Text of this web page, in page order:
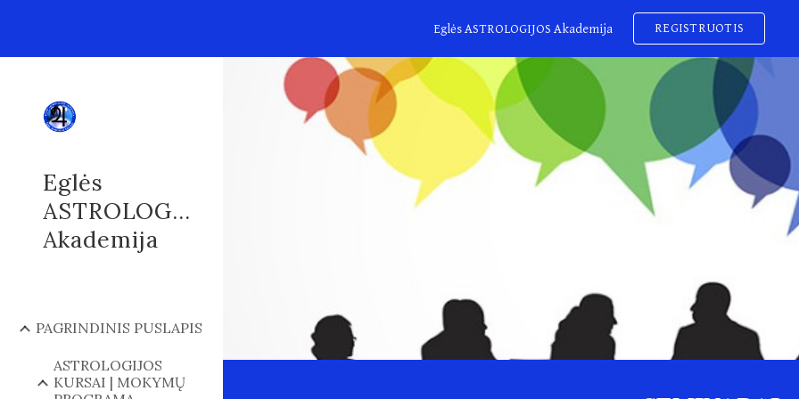
Skip to main content Skip to
Eglės ASTROLOGIJOS Akademija REGISTRUOTIS
Eglės
ASTROLOGIJOS
Akademija
PAGRINDINIS PUSLAPIS
ASTROLOGIJOS
KURSAI | MOKYMŲ